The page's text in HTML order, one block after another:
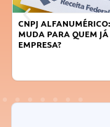
CNPJ
MUDA PARA QUEM
EMPRESA?